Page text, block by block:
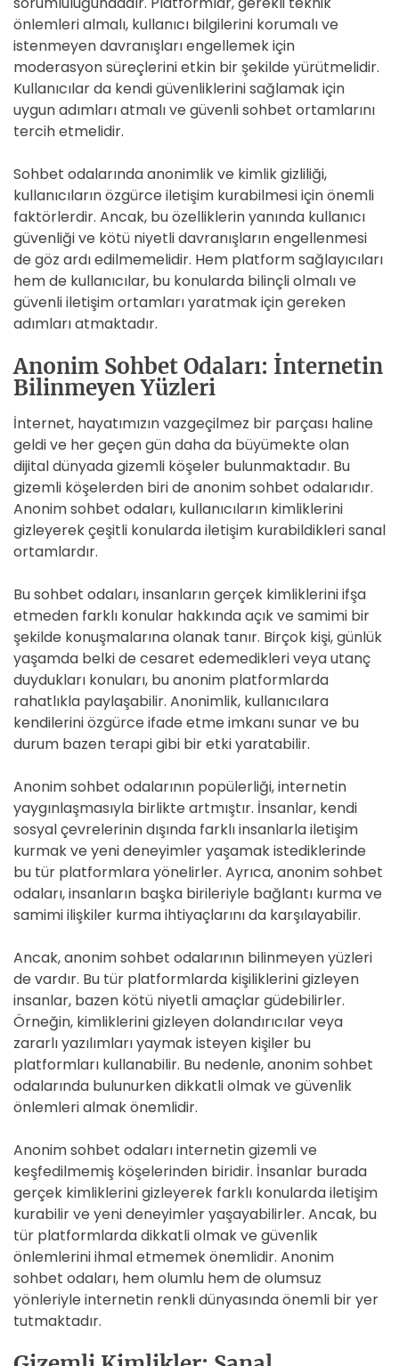
önlemleri almalı, kullanıcı bilgilerini korumalı ve
istenmeyen davranışları engellemek için
moderasyon süreçlerini etkin bir şekilde yürütmelidir.
Kullanıcılar da kendi güvenliklerini sağlamak için
uygun adımları atmalı ve güvenli sohbet ortamlarını
tercih etmelidir.
Sohbet odalarında anonimlik ve kimlik gizliliği,
kullanıcıların özgürce iletişim kurabilmesi için önemli
faktörlerdir. Ancak, bu özelliklerin yanında kullanıcı
güvenliği ve kötü niyetli davranışların engellenmesi
de göz ardı edilmemelidir. Hem platform sağlayıcıları
hem de kullanıcılar, bu konularda bilinçli olmalı ve
güvenli iletişim ortamları yaratmak için gereken
adımları atmaktadır.
Anonim Sohbet Odaları: İnternetin
Bilinmeyen Yüzleri
İnternet, hayatımızın vazgeçilmez bir parçası haline
geldi ve her geçen gün daha da büyümekte olan
dijital dünyada gizemli köşeler bulunmaktadır. Bu
gizemli köşelerden biri de anonim sohbet odalarıdır.
Anonim sohbet odaları, kullanıcıların kimliklerini
gizleyerek çeşitli konularda iletişim kurabildikleri sanal
ortamlardır.
Bu sohbet odaları, insanların gerçek kimliklerini ifşa
etmeden farklı konular hakkında açık ve samimi bir
şekilde konuşmalarına olanak tanır. Birçok kişi, günlük
yaşamda belki de cesaret edemedikleri veya utanç
duydukları konuları, bu anonim platformlarda
rahatlıkla paylaşabilir. Anonimlik, kullanıcılara
kendilerini özgürce ifade etme imkanı sunar ve bu
durum bazen terapi gibi bir etki yaratabilir.
Anonim sohbet odalarının popülerliği, internetin
yaygınlaşmasıyla birlikte artmıştır. İnsanlar, kendi
sosyal çevrelerinin dışında farklı insanlarla iletişim
kurmak ve yeni deneyimler yaşamak istediklerinde
bu tür platformlara yönelirler. Ayrıca, anonim sohbet
odaları, insanların başka birileriyle bağlantı kurma ve
samimi ilişkiler kurma ihtiyaçlarını da karşılayabilir.
Ancak, anonim sohbet odalarının bilinmeyen yüzleri
de vardır. Bu tür platformlarda kişiliklerini gizleyen
insanlar, bazen kötü niyetli amaçlar güdebilirler.
Örneğin, kimliklerini gizleyen dolandırıcılar veya
zararlı yazılımları yaymak isteyen kişiler bu
platformları kullanabilir. Bu nedenle, anonim sohbet
odalarında bulunurken dikkatli olmak ve güvenlik
önlemleri almak önemlidir.
Anonim sohbet odaları internetin gizemli ve
keşfedilmemiş köşelerinden biridir. İnsanlar burada
gerçek kimliklerini gizleyerek farklı konularda iletişim
kurabilir ve yeni deneyimler yaşayabilirler. Ancak, bu
tür platformlarda dikkatli olmak ve güvenlik
önlemlerini ihmal etmemek önemlidir. Anonim
sohbet odaları, hem olumlu hem de olumsuz
yönleriyle internetin renkli dünyasında önemli bir yer
tutmaktadır.